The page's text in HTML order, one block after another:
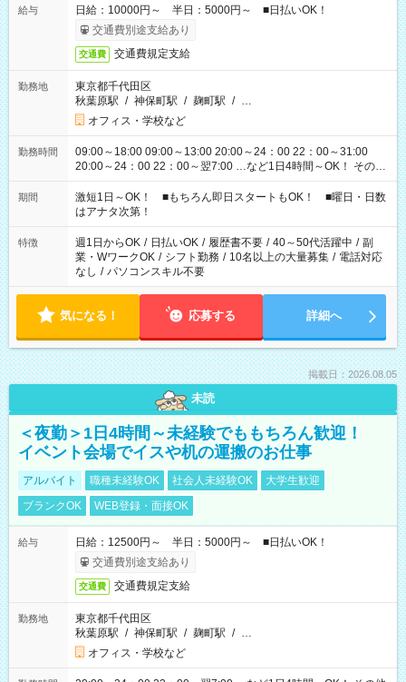
給与
日給：10000円～ 半日：5000円～ ■日払いOK！
交通費別途支給あり
交通費 交通費規定支給
勤務地
東京都千代田区
秋葉原駅 / 神保町駅 / 麹町駅 / …
オフィス・学校など
勤務時間
09:00～18:00 09:00～13:00 20:00～24：00 22：00～31:00
20:00～24：00 22：00～翌7:00 …など1日4時間～OK！ その他
シフトもございます！ お気軽にご相談ください！
期間
激短1日～OK！ ■もちろん即日スタートもOK！ ■曜日・日数
はアナタ次第！
特徴 週1日からOK / 日払いOK / 履歴書不要 / 40～50代活躍中 / 副
業・WワークOK / シフト勤務 / 10名以上の大量募集 / 電話対応
なし / パソコンスキル不要
気になる！ 応募する 詳細へ
掲載日：2026.08.05
未読
＜夜勤＞1日4時間～未経験でももちろん歓迎！
イベント会場でイスや机の運搬のお仕事
アルバイト 職種未経験OK 社会人未経験OK
大学生歓迎
ブランクOK
WEB登録・面接OK
給与
日給：12500円～ 半日：5000円～ ■日払いOK！
交通費別途支給あり
交通費 交通費規定支給
勤務地
東京都千代田区
秋葉原駅 / 神保町駅 / 麹町駅 / …
オフィス・学校など